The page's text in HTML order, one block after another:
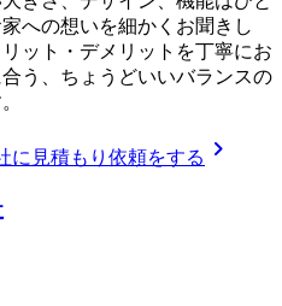
への想いを細かくお聞きし
ット・デメリットを丁寧にお
う、ちょうどいいバランスの
に見積もり依頼をする chevron_right